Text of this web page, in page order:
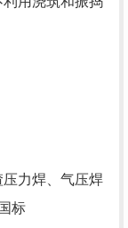
力焊、气压焊
标